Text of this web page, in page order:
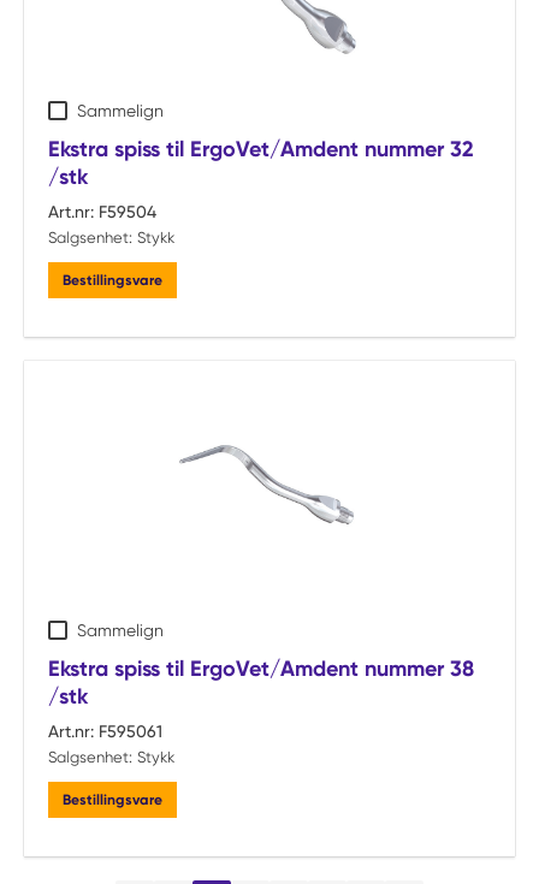
Sammelign
Ekstra spiss til ErgoVet/Amdent nummer 32
/stk
Art.nr: F59504
Salgsenhet: Stykk
Bestillingsvare
Sammelign
Ekstra spiss til ErgoVet/Amdent nummer 38
/stk
Art.nr: F595061
Salgsenhet: Stykk
Bestillingsvare